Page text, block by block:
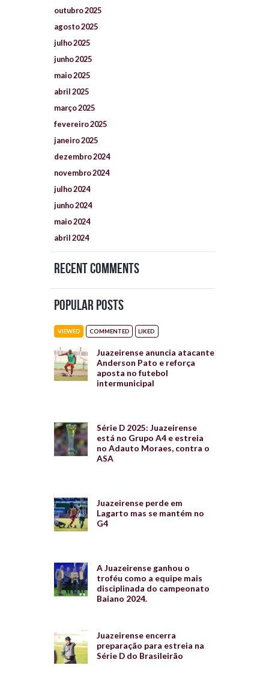
outubro2025
agosto2025
julho2025
junho2025
maio2025
abril2025
março2025
fevereiro2025
janeiro2025
dezembro2024
novembro2024
julho2024
junho2024
maio2024
abril2024
Recent Comments
Popular Posts
VIEWED COMMENTED LIKED
Juazeirense anuncia atacante
Anderson Pato e reforça
aposta no futebol
intermunicipal
Série D 2025: Juazeirense
está no Grupo A4 e estreia
no Adauto Moraes, contra o
ASA
Juazeirense perde em
Lagarto mas se mantém no
G4
A Juazeirense ganhou o
troféu como a equipe mais
disciplinada do campeonato
Baiano 2024.
Juazeirense encerra
preparação para estreia na
Série D do Brasileirão